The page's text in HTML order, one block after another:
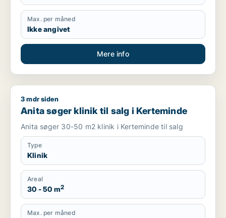
Max. per måned
Ikke angivet
Mere info
Anita søger klinik til salg i Kerteminde
3 mdr siden
Anita søger klinik til salg i Kerteminde
Anita søger 30-50 m2 klinik i Kerteminde til salg
Type
Klinik
Areal
30 - 50 m2
Max. per måned